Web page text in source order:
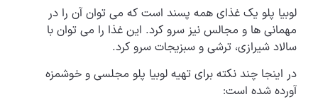
لوبیا پلو یک غذای همه پسند است که می توان آن را در
مهمانی ها و مجالس نیز سرو کرد. این غذا را می توان با
سالاد شیرازی، ترشی و سبزیجات سرو کرد.
در اینجا چند نکته برای تهیه لوبیا پلو مجلسی و خوشمزه
آورده شده است: